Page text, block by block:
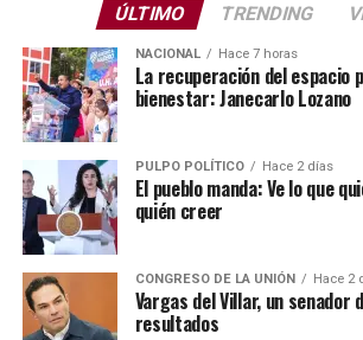
ÚLTIMO TRENDING
NACIONAL Hace 7 horas
La recuperación del espacio
bienestar: Janecarlo Lozano
PULPO POLÍTICO Hace 2 días
El pueblo manda: Ve lo que
quién creer
CONGRESO DE LA UNIÓN Hace 2
Vargas del Villar, un senador
resultados